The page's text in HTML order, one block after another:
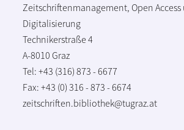
Zeitschriftenmanagement, Open Access
Digitalisierung
Technikerstraße 4
A-8010 Graz
Tel: +43 (316) 873 - 6677
Fax: +43 (0) 316 - 873 - 6674
zeitschriften.bibliothek@tugraz.at